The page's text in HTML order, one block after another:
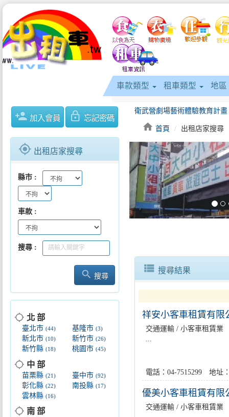
車款類型 租車類型 地區
person_add 加入會員 lock_outline 忘記密碼
gps_fixed 出租店家搜尋
縣市
車款
搜尋
search 搜尋
location_searching 北 部
臺北市 (44) 基隆市(3)
新北市 (10) 新竹市(26)
新竹縣 (18) 桃園市(45)
location_searching 中 部
苗栗縣 (21) 臺中市(92)
彰化縣 (22) 南投縣(17)
雲林縣 (16)
location_searching 南 部
高雄YouBike2.0旗山、美濃首
高雄YouBike2.0旗山、美濃首
home 首頁 出租店家搜尋
keyboard_arrow_left
view_list 搜尋結果
祥安小客車租賃有限
交通運輸 / 小客車租賃業
電話：04-7515299 地址
優美小客車租賃有限
交通運輸 / 小客車租賃業